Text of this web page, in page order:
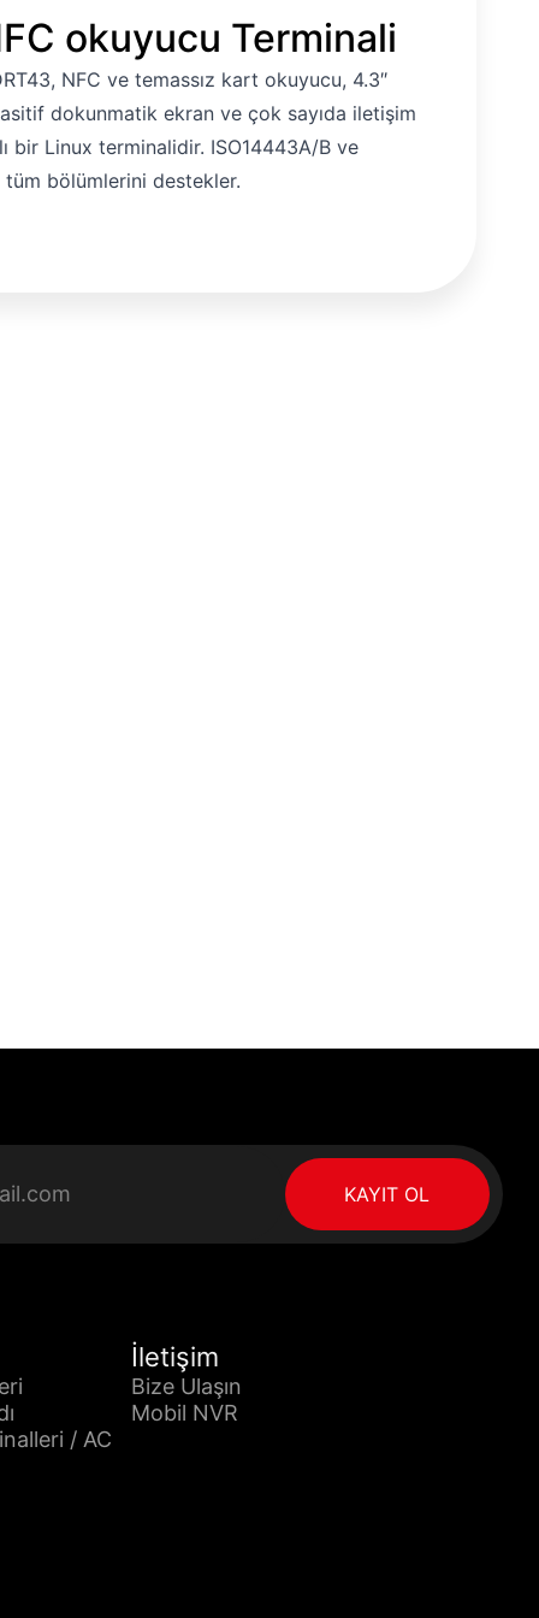
okuyucu Terminali
NFC ve temassız kart okuyucu, 4.3″
dokunmatik ekran ve çok sayıda iletişim
bir Linux terminalidir. ISO14443A/B ve
tüm bölümlerini destekler.
KAYIT OL
/ AC
İletişim
Bize Ulaşın
Mobil NVR